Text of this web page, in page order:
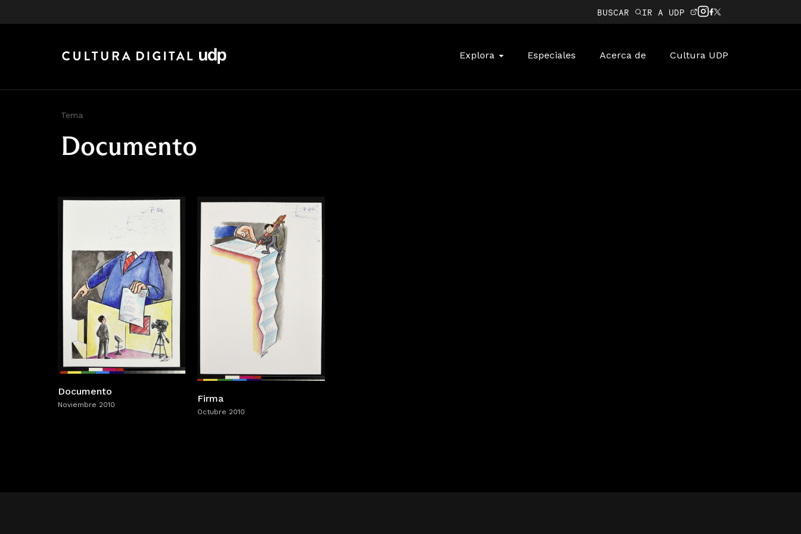
BUSCAR IR A UDP
Explora Especiales Acerca de Cultura UDP
Tema
Documento
Documento
Noviembre 2010
Firma
Octubre 2010